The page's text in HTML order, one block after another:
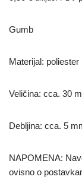
Gumb
Materijal: poliester
Veličina: cca. 30
Debljina: cca. 5
NAPOMENA:
ovisno o